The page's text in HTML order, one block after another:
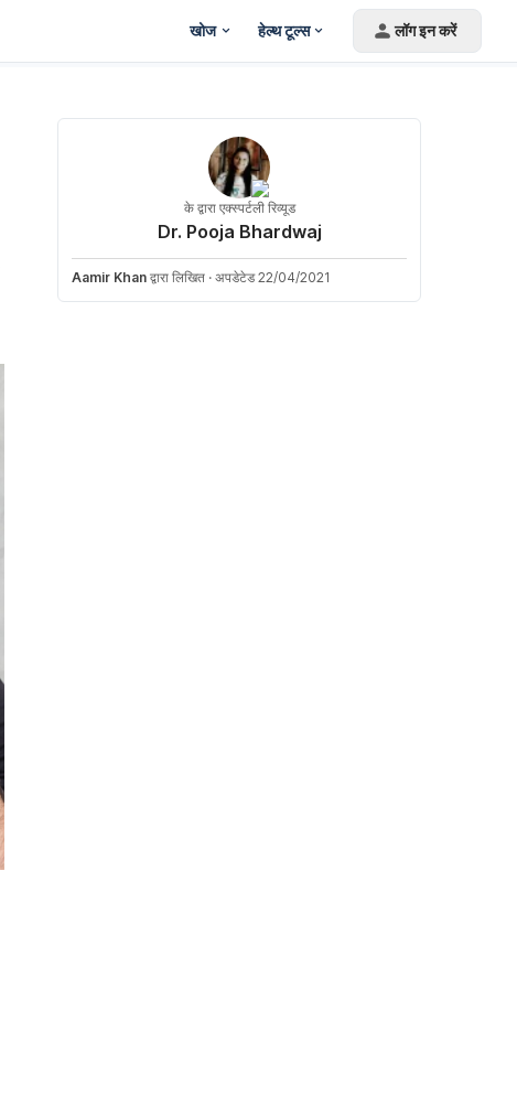
खोज हेल्थ टूल्स लॉग इन करें
के द्वारा एक्स्पर्टली रिव्यूड
Dr. Pooja Bhardwaj
Aamir Khan द्वारा लिखित · अपडेटेड 22/04/2021